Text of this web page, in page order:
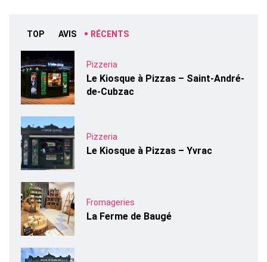
TOP AVIS RÉCENTS
Pizzeria
Le Kiosque à Pizzas – Saint-André-
de-Cubzac
Pizzeria
Le Kiosque à Pizzas – Yvrac
Fromageries
La Ferme de Baugé